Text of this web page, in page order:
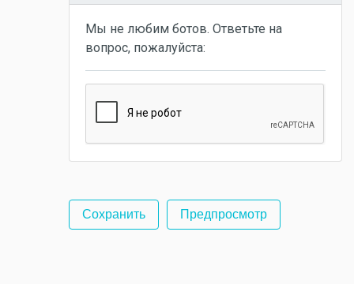
Мы не любим ботов. Ответьте на
вопрос, пожалуйста: